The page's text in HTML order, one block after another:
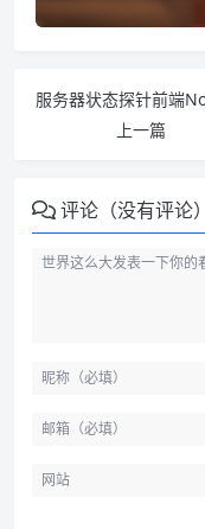
上一篇
评论（没有评论）